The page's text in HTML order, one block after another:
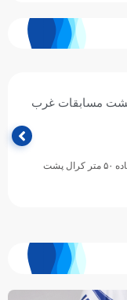
۵۰ متر کرال پشت مسابقات غرب
هومر عباسی، شناگر تیم ملی ایران، در دور مقدماتی ماده ۵۰ متر کرال پشت